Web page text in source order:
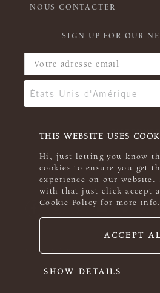
THIS WEBSITE USES
Hi, just letting you know
cookies to ensure you get
experience on our website.
with that just click accept
Cookie Policy for more info.
ACCEPT
SHOW DETAILS
NOUS CONTACTER
SIGN UP FOR OUR
© 2026 Rowan